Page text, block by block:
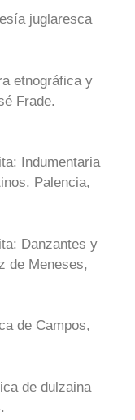
juglaresca
etnográfica y
Frade.
Indumentaria
Palencia,
Danzantes y
de Meneses,
de Campos,
de dulzaina